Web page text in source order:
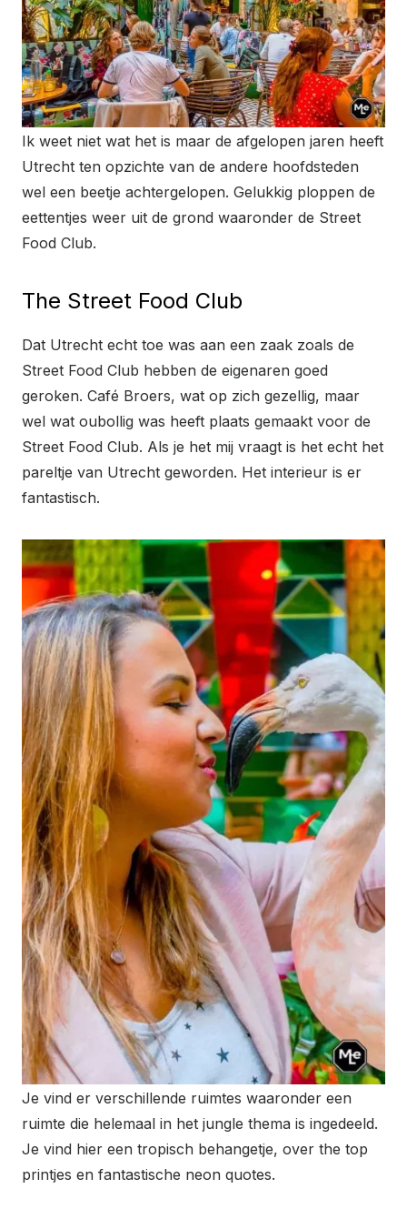
Ik weet niet wat het is maar de afgelopen jaren heeft
Utrecht ten opzichte van de andere hoofdsteden
wel een beetje achtergelopen. Gelukkig ploppen de
eettentjes weer uit de grond waaronder de Street
Food Club.
The Street Food Club
Dat Utrecht echt toe was aan een zaak zoals de
Street Food Club hebben de eigenaren goed
geroken. Café Broers, wat op zich gezellig, maar
wel wat oubollig was heeft plaats gemaakt voor de
Street Food Club. Als je het mij vraagt is het echt het
pareltje van Utrecht geworden. Het interieur is er
fantastisch.
Je vind er verschillende ruimtes waaronder een
ruimte die helemaal in het jungle thema is ingedeeld.
Je vind hier een tropisch behangetje, over the top
printjes en fantastische neon quotes.